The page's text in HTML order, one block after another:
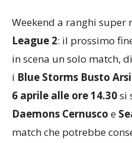
Weekend a ranghi super
League 2: il prossimo
in scena un solo match,
i Blue Storms Busto
6 aprile alle ore 14.30si
Daemons Cernusco e
match che potrebbe